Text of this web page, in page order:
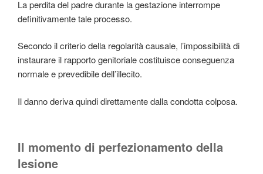
La perdita del padre durante la gestazione interrompe
definitivamente tale processo.
Secondo il criterio della regolarità causale, l’impossibilità di
instaurare il rapporto genitoriale costituisce conseguenza
normale e prevedibile dell’illecito.
Il danno deriva quindi direttamente dalla condotta colposa.
Il momento di perfezionamento della
lesione